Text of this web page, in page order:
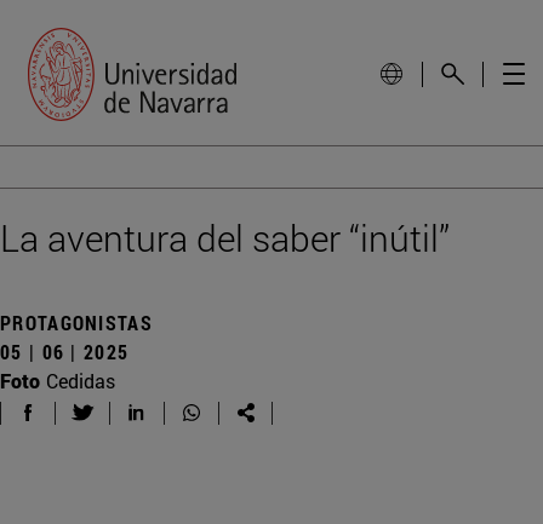
La aventura del saber “inútil”
PROTAGONISTAS
05 | 06 | 2025
Foto Cedidas